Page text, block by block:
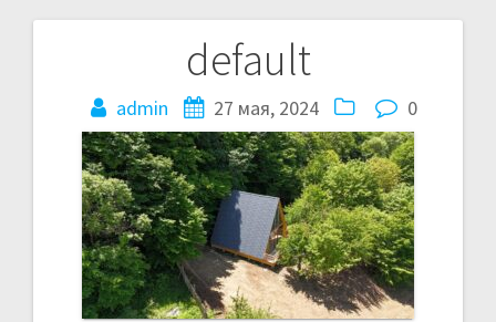
default
admin 27 мая, 2024 0